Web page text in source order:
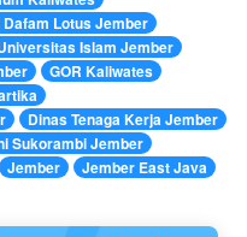
Dafam Lotus Jember
Islam Jember
GOR Kaliwates
Dinas Tenaga Kerja Jember
Sukorambi Jember
Jember
Jember East Java